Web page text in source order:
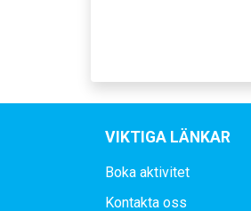
VIKTIGA LÄNKAR
Boka aktivitet
Kontakta oss